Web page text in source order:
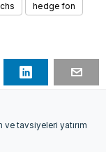
hedge fon
tavsiyeleri yatırım